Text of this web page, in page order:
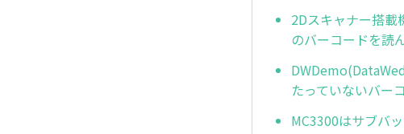
2Dスキャナー搭
のバーコードを読
たっていないバー
MC3300はサブバ